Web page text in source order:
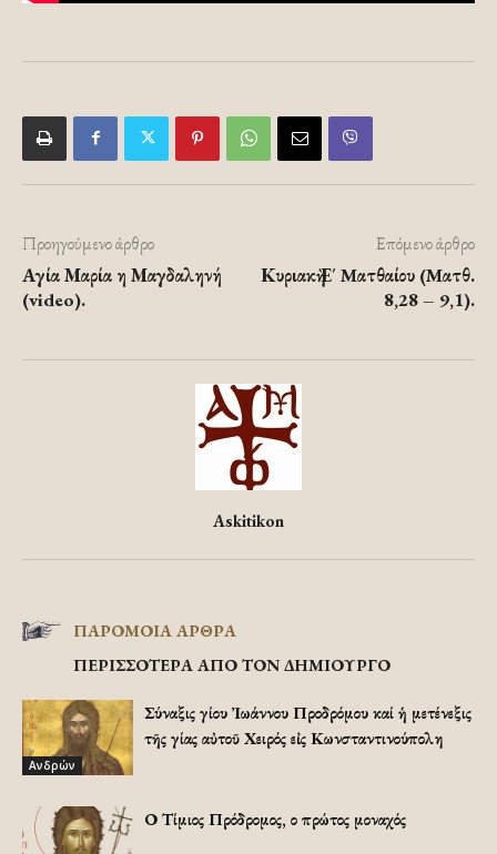
Προηγούμενο άρθρο
Αγία Μαρία η Μαγδαληνή
(video).
Επόμενο άρθρο
Κυριακὴ Ε΄ Mατθαίου (Mατθ.
8,28 – 9,1).
Askitikon
ΠΑΡΟΜΟΙΑ ΑΡΘΡΑ
ΠΕΡΙΣΣΟΤΕΡΑ ΑΠΟ ΤΟΝ ΔΗΜΙΟΥΡΓΟ
Ανδρών
Σύναξις Ἁγίου Ἰωάννου Προδρόμου καί ἡ μετένεξις
τῆς Ἁγίας αὐτοῦ Χειρός εἰς Κωνσταντινούπολη
Ο Τίμιος Πρόδρομος, ο πρώτος μοναχός